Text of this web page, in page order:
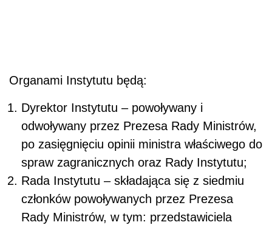
Organami Instytutu będą:
Dyrektor Instytutu – powoływany i
odwoływany przez Prezesa Rady Ministrów,
po zasięgnięciu opinii ministra właściwego do
spraw zagranicznych oraz Rady Instytutu;
Rada Instytutu – składająca się z siedmiu
członków powoływanych przez Prezesa
Rady Ministrów, w tym: przedstawiciela